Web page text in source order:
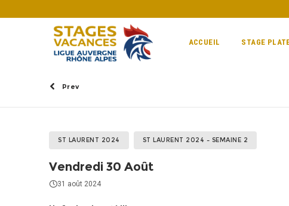
ACCUEIL STAGE
Prev
ST LAURENT 2024 ST LAURENT 2024 – SEMAINE 2
Vendredi 30 Août
31 août 2024